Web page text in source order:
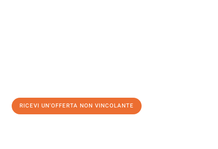
RICEVI UN'OFFERTA NON VINCOLANTE